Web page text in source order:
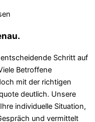
Schritt auf
Betroffene
mit der richtigen
deutlich. Unsere
individuelle Situation,
und vermittelt